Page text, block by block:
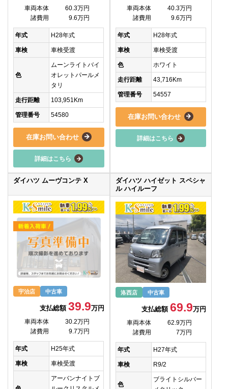
車両本体
60.3万円
諸費用
9.6万円
年式 H28年式
車検 車検受渡
色
ムーンライトバイ
オレットパールメ
タリ
走行距離 103,951Km
管理番号 54580
在庫お問い合わせ
詳細はこちら
車両本体
40.3万円
諸費用
9.6万円
年式 H28年式
車検 車検受渡
色 ホワイト
走行距離 43,716Km
管理番号 54557
在庫お問い合わせ
詳細はこちら
ダイハツ ムーヴコンテ X
宇治店 中古車
支払総額 39.9万円
車両本体
30.2万円
諸費用
9.7万円
年式 H25年式
車検 車検受渡
アーバンナイトブ
ダイハツ ハイゼット スペシャ
ル ハイルーフ
洛西店 中古車
支払総額69.9万円
車両本体
62.9万円
諸費用
7万円
年式 H27年式
車検 R9/2
色
ブライトシルバー